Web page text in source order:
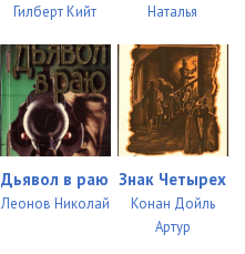
03:09
13:24
10:39
02:34
07:38
Гилберт Кийт
Наталья
Дьявол в раю
Леонов Николай
Знак Четырех
Конан Дойль
Артур